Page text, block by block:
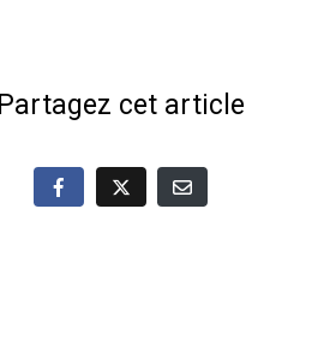
Partagez cet article